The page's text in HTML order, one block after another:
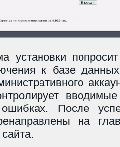
установки
к базе
После
на